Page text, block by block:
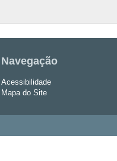
Navegação
Acessibilidade
Mapa do Site